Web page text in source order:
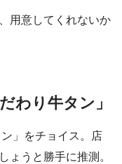
用意してくれないか
わり牛タン」
」をチョイス。店
ょうと勝手に推測。